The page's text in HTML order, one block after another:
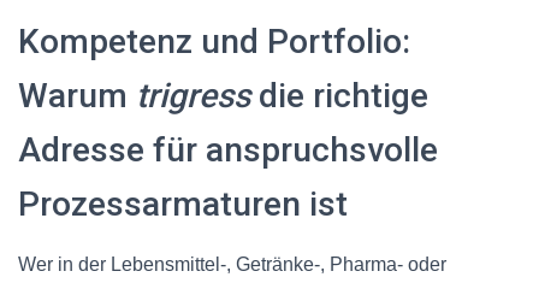
Kompetenz und Portfolio:
Warum trigressdie richtige
Adresse für anspruchsvolle
Prozessarmaturen ist
Wer in der Lebensmittel-, Getränke-, Pharma- oder